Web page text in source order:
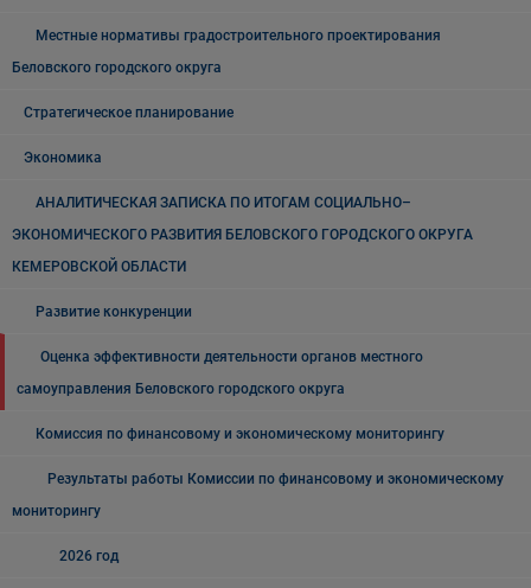
Местные нормативы градостроительного проектирования
Беловского городского округа
Стратегическое планирование
Экономика
АНАЛИТИЧЕСКАЯ ЗАПИСКА ПО ИТОГАМ СОЦИАЛЬНО–
ЭКОНОМИЧЕСКОГО РАЗВИТИЯ БЕЛОВСКОГО ГОРОДСКОГО ОКРУГА
КЕМЕРОВСКОЙ ОБЛАСТИ
Развитие конкуренции
Оценка эффективности деятельности органов местного
самоуправления Беловского городского округа
Комиссия по финансовому и экономическому мониторингу
Результаты работы Комиссии по финансовому и экономическому
мониторингу
2026 год